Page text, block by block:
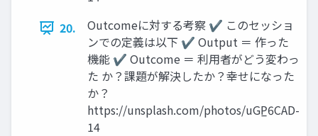
20.
Outcomeに対する考察 ✔ このセッショ
ンでの定義は以下 ✔ Output ＝ 作った
機能 ✔ Outcome ＝ 利用者がどう変わっ
た か？課題が解決したか？幸せになった
か？
https://unsplash.com/photos/uGP̲6CAD-
14